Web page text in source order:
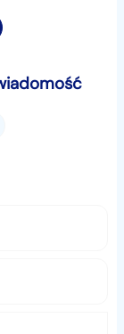
przedłużenia